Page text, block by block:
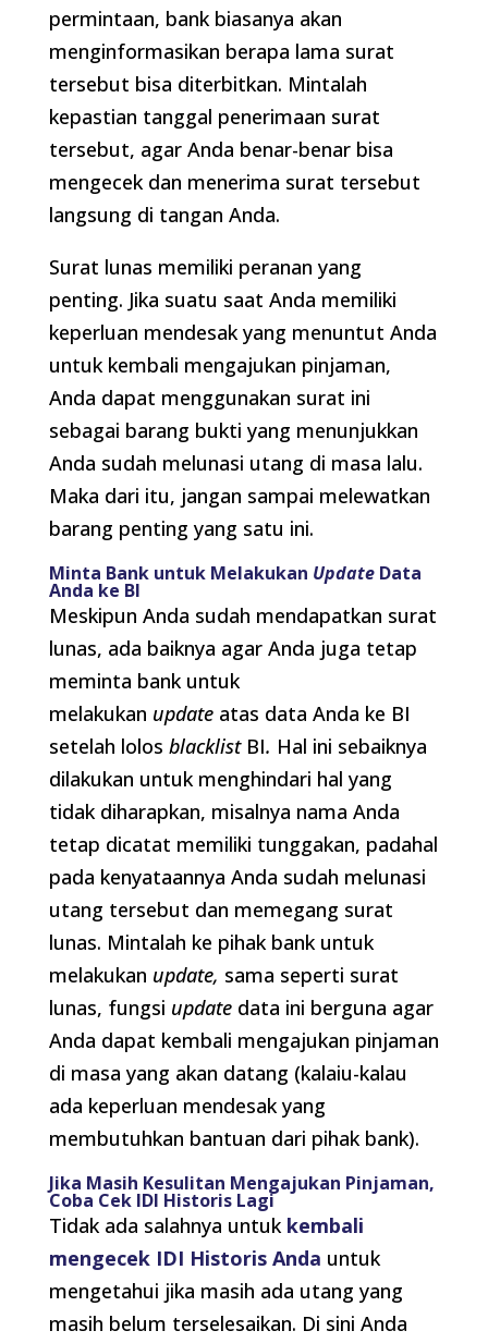
permintaan, bank biasanya akan
menginformasikan berapa lama surat
tersebut bisa diterbitkan. Mintalah
kepastian tanggal penerimaan surat
tersebut, agar Anda benar-benar bisa
mengecek dan menerima surat tersebut
langsung di tangan Anda.
Surat lunas memiliki peranan yang
penting. Jika suatu saat Anda memiliki
keperluan mendesak yang menuntut Anda
untuk kembali mengajukan pinjaman,
Anda dapat menggunakan surat ini
sebagai barang bukti yang menunjukkan
Anda sudah melunasi utang di masa lalu.
Maka dari itu, jangan sampai melewatkan
barang penting yang satu ini.
Minta Bank untuk Melakukan UpdateData
Anda ke BI
Meskipun Anda sudah mendapatkan surat
lunas, ada baiknya agar Anda juga tetap
meminta bank untuk
melakukan update atas data Anda ke BI
setelah lolos blacklistBI. Hal ini sebaiknya
dilakukan untuk menghindari hal yang
tidak diharapkan, misalnya nama Anda
tetap dicatat memiliki tunggakan, padahal
pada kenyataannya Anda sudah melunasi
utang tersebut dan memegang surat
lunas. Mintalah ke pihak bank untuk
melakukan update, sama seperti surat
lunas, fungsi update data ini berguna agar
Anda dapat kembali mengajukan pinjaman
di masa yang akan datang (kalaiu-kalau
ada keperluan mendesak yang
membutuhkan bantuan dari pihak bank).
Jika Masih Kesulitan Mengajukan Pinjaman,
Coba Cek IDI Historis Lagi
Tidak ada salahnya untuk kembali
mengecek IDI Historis Anda untuk
mengetahui jika masih ada utang yang
masih belum terselesaikan. Di sini Anda